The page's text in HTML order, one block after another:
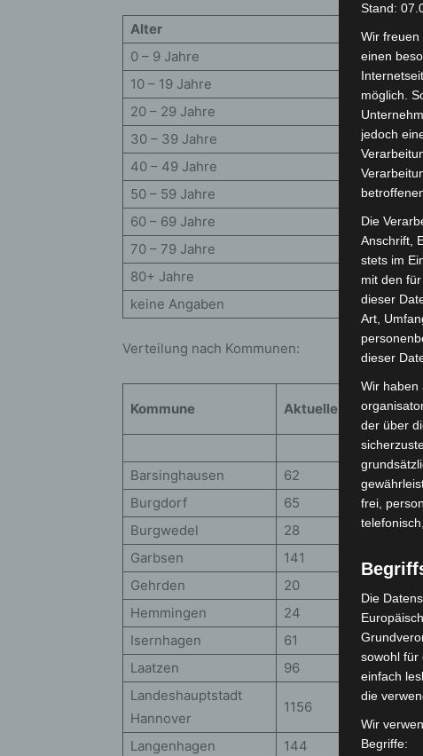
Alter
0 – 9 Jahre
10 – 19 Jahre
20 – 29 Jahre
30 – 39 Jahre
40 – 49 Jahre
50 – 59 Jahre
60 – 69 Jahre
70 – 79 Jahre
80+ Jahre
keine Angaben
Verteilung nach Kommunen:
Kommune Aktuelle Fallzahl
Barsinghausen 62
Burgdorf
65
Burgwedel
28
Garbsen
141
Gehrden
20
Hemmingen
24
Isernhagen
61
Laatzen
96
Landeshauptstadt
Hannover
1156
Langenhagen 144
Stand:
Wir
einen
möglich.
jedoch
Die
Anschrift,
stets im
mit den
dieser
Art,
dieser
Wir haben
der über
frei,
Die
sowohl für
einfach
die
Wir
Begriffe: